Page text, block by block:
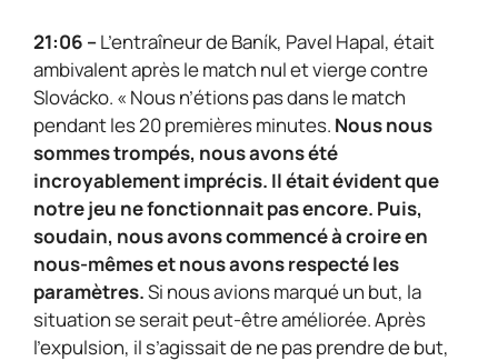
21:06 –L’entraîneur de Baník, Pavel Hapal, était
ambivalent après le match nul et vierge contre
Slovácko. « Nous n’étions pas dans le match
pendant les 20 premières minutes. Nous nous
sommes trompés, nous avons été
incroyablement imprécis. Il était évident que
notre jeu ne fonctionnait pas encore. Puis,
soudain, nous avons commencé à croire en
nous-mêmes et nous avons respecté les
paramètres.Si nous avions marqué un but, la
situation se serait peut-être améliorée. Après
l’expulsion, il s’agissait de ne pas prendre de but,